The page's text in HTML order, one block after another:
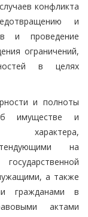
конфликта
и
и проведение
ограничений,
в целях
и полноты
имуществе и
характера,
на
а также
гражданами в
актами